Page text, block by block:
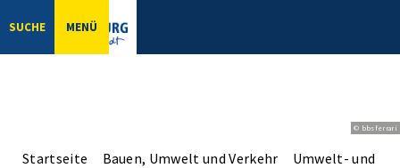
SUCHE MENÜ
© bbsferrari
Startseite Bauen, Umwelt und Verkehr Umwelt- und